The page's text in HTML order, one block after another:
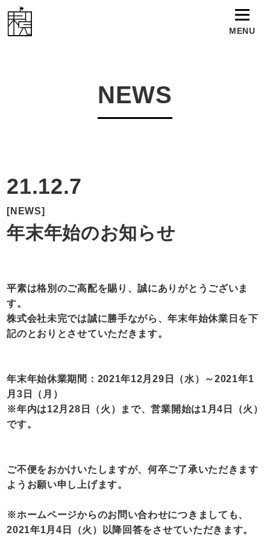
WORKS
TALENT
ABOUT
RECRUIT
CONTACT
MENU
NEWS
21.12.7
[NEWS]
年末年始のお知らせ
平素は格別のご高配を賜り、誠にありがとうございま
す。
株式会社未完では誠に勝手ながら、年末年始休業日を下
記のとおりとさせていただきます。
年末年始休業期間：2021年12月29日（水）～2021年1
月3日（月）
※年内は12月28日（火）まで、営業開始は1月4日（火）
です。
ご不便をおかけいたしますが、何卒ご了承いただきます
ようお願い申し上げます。
※ホームページからのお問い合わせにつきましても、
2021年1月4日（火）以降回答をさせていただきます。